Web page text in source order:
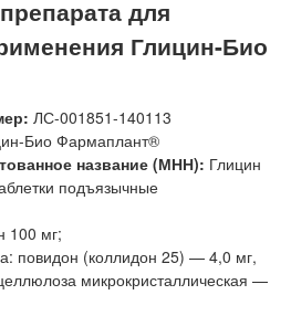
для
Глицин-Био
ЛС-001851-140113
Био Фармаплант®
название (МНН): Глицин
подъязычные
100 мг;
повидон (коллидон 25) — 4,0 мг,
микрокристаллическая —